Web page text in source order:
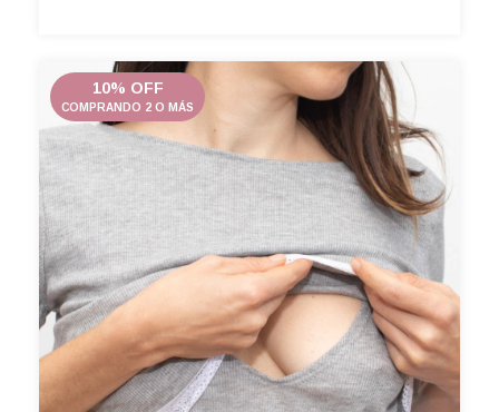
10% OFF
COMPRANDO 2 O MÁS